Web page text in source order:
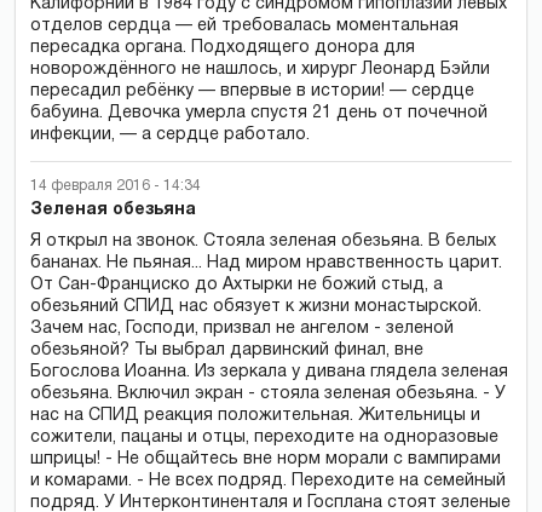
Калифорнии в 1984 году с синдромом гипоплазии левых
отделов сердца — ей требовалась моментальная
пересадка органа. Подходящего донора для
новорождённого не нашлось, и хирург Леонард Бэйли
пересадил ребёнку — впервые в истории! — сердце
бабуина. Девочка умерла спустя 21 день от почечной
инфекции, — а сердце работало.
14 февраля 2016 - 14:34
Зеленая обезьяна
Я открыл на звонок. Стояла зеленая обезьяна. В белых
бананах. Не пьяная... Над миром нравственность царит.
От Сан-Франциско до Ахтырки не божий стыд, а
обезьяний СПИД нас обязует к жизни монастырской.
Зачем нас, Господи, призвал не ангелом - зеленой
обезьяной? Ты выбрал дарвинский финал, вне
Богослова Иоанна. Из зеркала у дивана глядела зеленая
обезьяна. Включил экран - стояла зеленая обезьяна. - У
нас на СПИД реакция положительная. Жительницы и
сожители, пацаны и отцы, переходите на одноразовые
шприцы! - Не общайтесь вне норм морали с вампирами
и комарами. - Не всех подряд. Переходите на семейный
подряд. У Интерконтиненталя и Госплана стоят зеленые